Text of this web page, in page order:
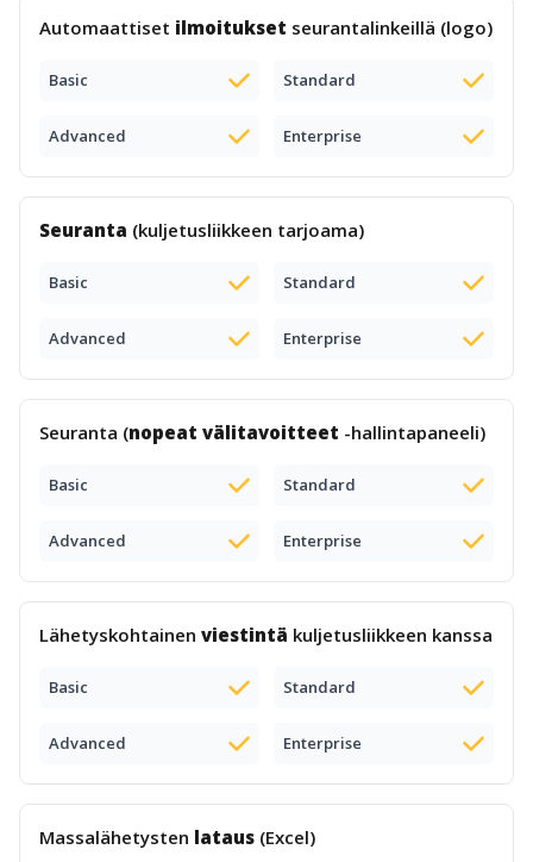
Automaattiset ilmoitukset seurantalinkeillä (logo)
Basic Standard
Advanced Enterprise
Seuranta (kuljetusliikkeen tarjoama)
Basic Standard
Advanced Enterprise
Seuranta (nopeat välitavoitteet -hallintapaneeli)
Basic Standard
Advanced Enterprise
Lähetyskohtainen viestintä kuljetusliikkeen kanssa
Basic Standard
Advanced Enterprise
Massalähetysten lataus (Excel)